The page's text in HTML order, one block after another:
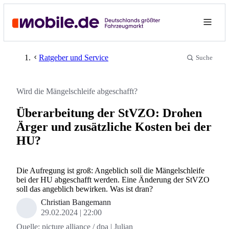
Ratgeber und Service Suche
Wird die Mängelschleife abgeschafft?
Überarbeitung der StVZO: Drohen
Ärger und zusätzliche Kosten bei der
HU?
Die Aufregung ist groß: Angeblich soll die Mängelschleife
bei der HU abgeschafft werden. Eine Änderung der StVZO
soll das angeblich bewirken. Was ist dran?
Christian Bangemann
29.02.2024
22:00
Quelle: picture alliance / dpa | Julian